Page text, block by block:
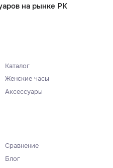
на рынке РК
Каталог
Женские часы
Аксессуары
Сравнение
Блог